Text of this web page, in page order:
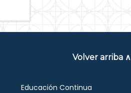
Volver arriba ∧
Educación Continua